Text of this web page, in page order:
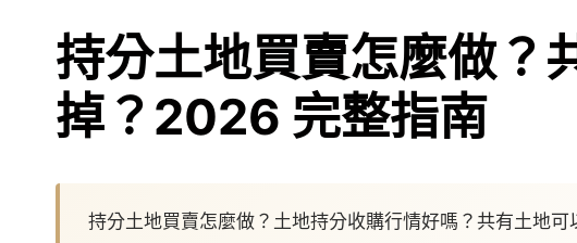
持分土地買賣怎麼做？
掉？2026 完整指南
持分土地買賣怎麼做？土地持分收購行情好嗎？共有土地